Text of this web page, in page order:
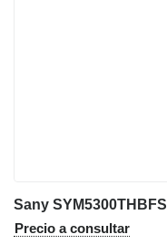
Sany SYM5300THBFS
Precio a consultar